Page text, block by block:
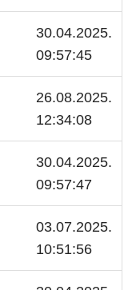
30.04.2025.
09:57:45
26.08.2025.
12:34:08
30.04.2025.
09:57:47
03.07.2025.
10:51:56